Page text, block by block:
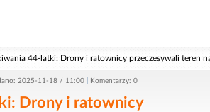
44-latki: Drony i ratownicy przeczesywali teren
2025-11-18 / 11:00 Komentarzy: 0
Drony i ratownicy